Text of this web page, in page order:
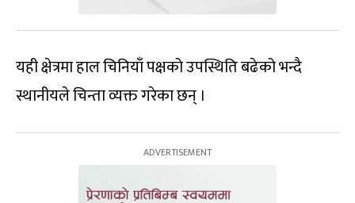
यही क्षेत्रमा हाल चिनियाँ पक्षको उपस्थिति बढेको भन्दै
स्थानीयले चिन्ता व्यक्त गरेका छन् ।